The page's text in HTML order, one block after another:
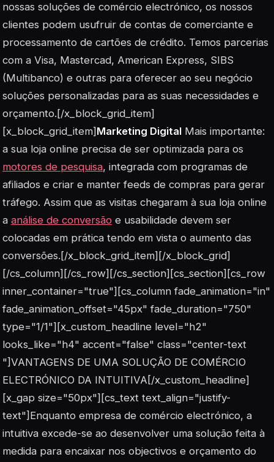
nossas soluções de comércio electrónico, os nossos
clientes podem usufruir de contas de comerciante e
processamento de cartões de crédito. Temos parcerias
com a Visa, Mastercad, American Express, SIBS
(Multibanco) e outras para oferecer ao seu negócio
soluções personalizadas para as suas necessidades e
orçamento.[/x_block_grid_item]
[x_block_grid_item] Marketing Digital Mais importante:
a sua loja online precisa de ser optimizada para os
motores de pesquisa, integrada com programas de
afiliados e criar e manter feeds de compras para gerar
tráfego. Assim que as visitas chegaram à sua loja online
a análise de conversão e usabilidade devem ser
colocadas em prática tendo em vista o aumento das
conversões.[/x_block_grid_item][/x_block_grid]
[/cs_column][/cs_row][/cs_section][cs_section][cs_row
inner_container="true"][cs_column fade_animation="in"
fade_animation_offset="45px" fade_duration="750"
type="1/1"][x_custom_headline level="h2"
looks_like="h4" accent="false" class="center-text
"]VANTAGENS DE UMA SOLUÇÃO DE COMÉRCIO
ELECTRÓNICO DA INTUITIVA[/x_custom_headline]
[x_gap size="50px"][cs_text text_align="justify-
text"]Enquanto empresa de comércio electrónico, a
intuitiva excede-se ao desenvolver uma solução feita à
medida para encaixar nos objectivos e orçamento do